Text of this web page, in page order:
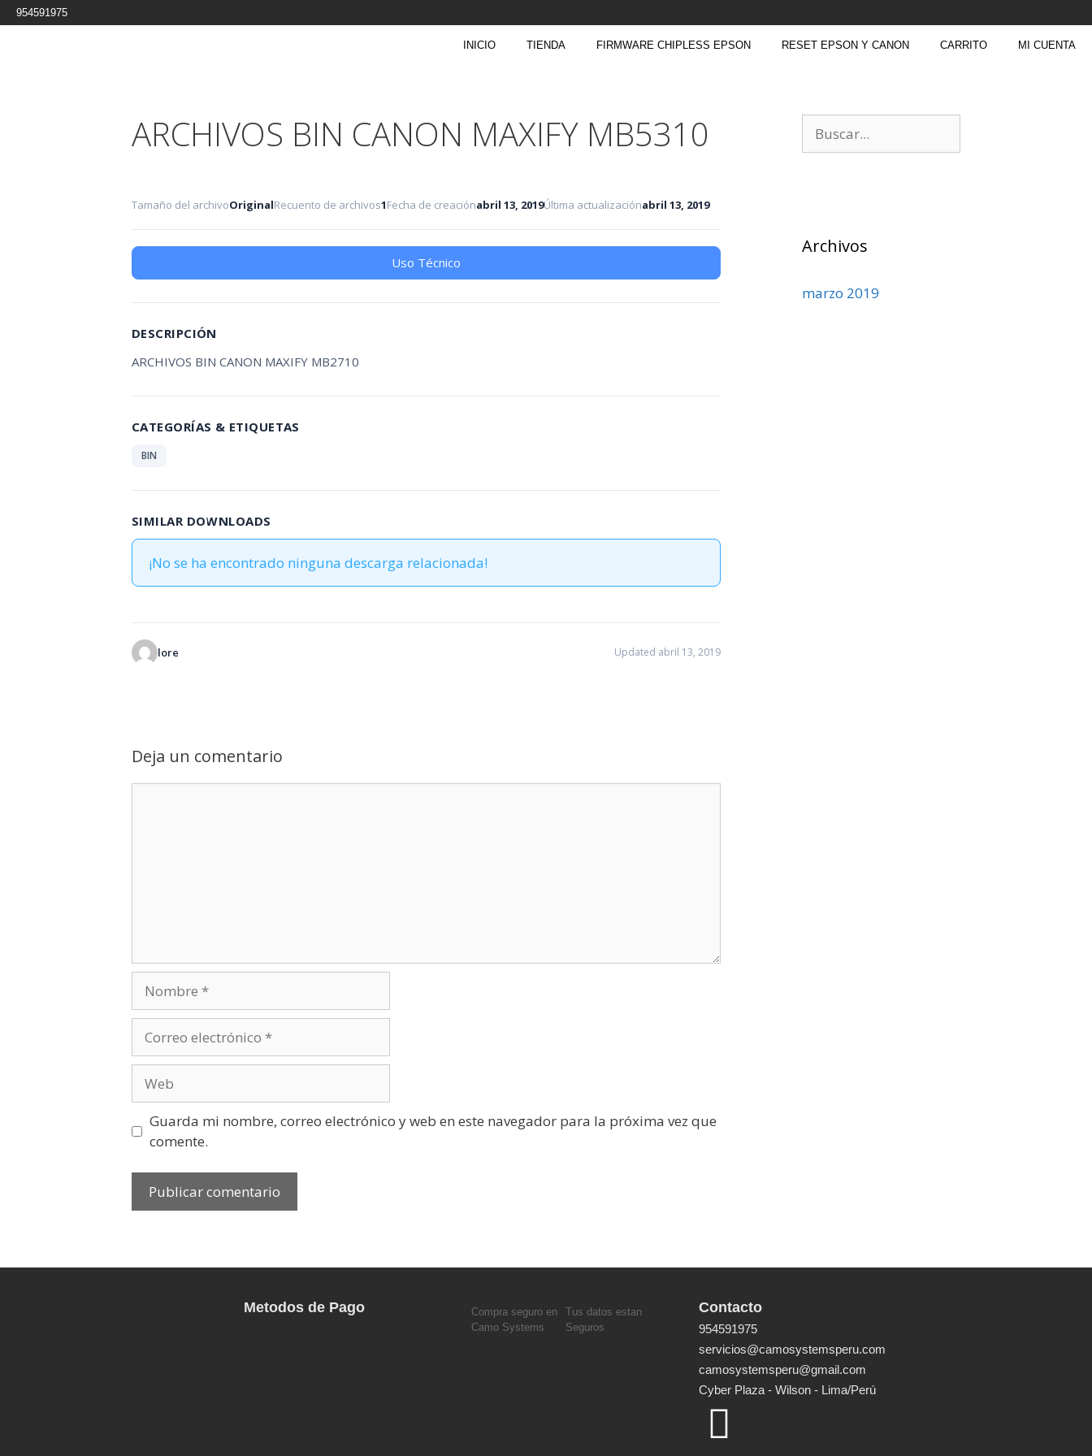
954591975
INICIO TIENDA FIRMWARE CHIPLESS EPSON RESET EPSON Y CANON CARRITO MI CUENTA
ARCHIVOS BIN CANON MAXIFY MB5310
Tamaño del archivoOriginalRecuento de archivos1Fecha de creaciónabril 13, 2019Última actualizaciónabril 13, 2019
Uso Técnico
DESCRIPCIÓN
ARCHIVOS BIN CANON MAXIFY MB2710
CATEGORÍAS & ETIQUETAS
BIN
SIMILAR DOWNLOADS
¡No se ha encontrado ninguna descarga relacionada!
lore Updated abril 13, 2019
Deja un comentario
Guarda mi nombre, correo electrónico y web en este navegador para la próxima vez que
comente.
Archivos
marzo 2019
Metodos de Pago
Compra seguro en
Camo Systems
Tus datos estan
Seguros
Contacto
954591975
servicios@camosystemsperu.com
camosystemsperu@gmail.com
Cyber Plaza - Wilson - Lima/Perú